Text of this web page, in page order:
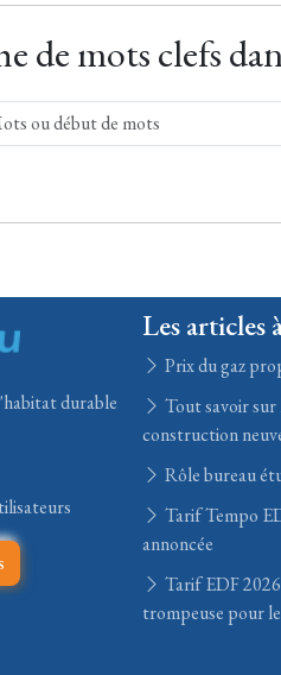
de mots clefs
durable
Les articles
Prix du gaz
Tout savoir sur
construction
Rôle bureau
Tarif Tempo
annoncée
Tarif EDF
trompeuse pour